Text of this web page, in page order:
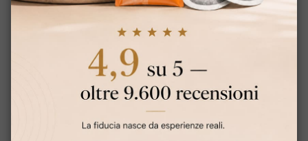
ENGLISH
Questo sito web utilizza i cookie per
migliorare la tua esperienza di
navigazione. Utilizzando il nostro sito web
cliccando su ACCETTA TUTTO acconsenti
a tutti i cookie o cliccando sulla "X" puoi
rifiutarli in conformità con la nostra policy